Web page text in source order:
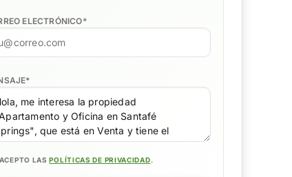
ELECTRÓNICO*
*
ACEPTO LASPOLÍTICAS DE PRIVACIDAD.